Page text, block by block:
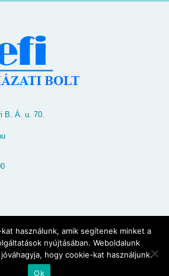
B. Á. u. 70.
Stefi Munkaruházati Bolt
használunk, amik segítenek minket a
nyújtásában. Weboldalunk
hogy cookie-kat használjunk.
Ok